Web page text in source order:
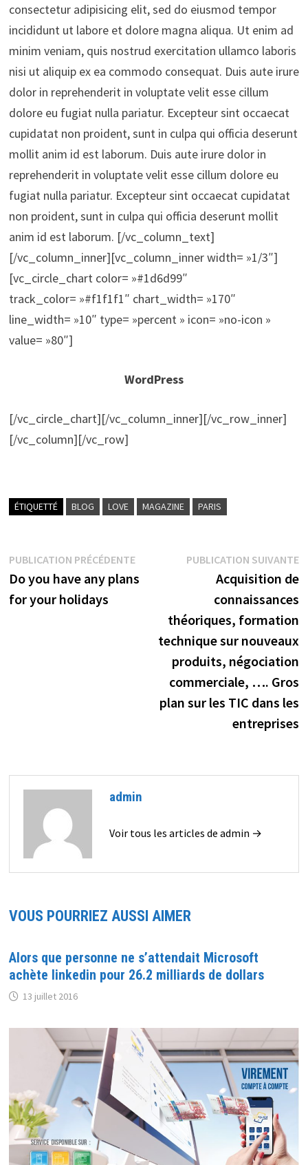
consectetur adipisicing elit, sed do eiusmod tempor
incididunt ut labore et dolore magna aliqua. Ut enim ad
minim veniam, quis nostrud exercitation ullamco laboris
nisi ut aliquip ex ea commodo consequat. Duis aute irure
dolor in reprehenderit in voluptate velit esse cillum
dolore eu fugiat nulla pariatur. Excepteur sint occaecat
cupidatat non proident, sunt in culpa qui officia deserunt
mollit anim id est laborum. Duis aute irure dolor in
reprehenderit in voluptate velit esse cillum dolore eu
fugiat nulla pariatur. Excepteur sint occaecat cupidatat
non proident, sunt in culpa qui officia deserunt mollit
anim id est laborum. [/vc_column_text]
[/vc_column_inner][vc_column_inner width= »1/3″]
[vc_circle_chart color= »#1d6d99″
track_color= »#f1f1f1″ chart_width= »170″
line_width= »10″ type= »percent » icon= »no-icon »
value= »80″]
WordPress
[/vc_circle_chart][/vc_column_inner][/vc_row_inner]
[/vc_column][/vc_row]
ÉTIQUETTÉ BLOG LOVE MAGAZINE PARIS
Navigation
de
l’article
PUBLICATION PRÉCÉDENTEPublication
précédente :
Do you have any plans
for your holidays
PUBLICATION SUIVANTE
Acquisition de
connaissances
théoriques, formation
technique sur nouveaux
produits, négociation
commerciale, …. Gros
plan sur les TIC dans les
entreprises
admin
Voir tous les articles de admin →
VOUS POURRIEZ AUSSI AIMER
Alors que personne ne s’attendait Microsoft
achète linkedin pour 26.2 milliards de dollars
13 juillet 2016